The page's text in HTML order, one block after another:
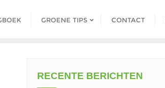
GROENE TIPS CONTACT
RECENTE BERICHTEN